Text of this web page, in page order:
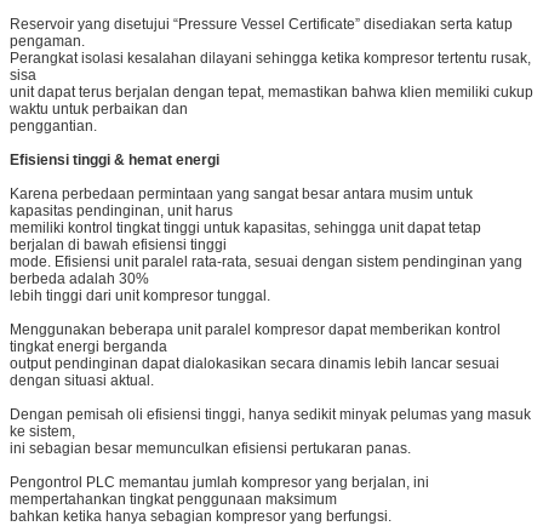
Reservoir yang disetujui “Pressure Vessel Certificate” disediakan serta katup
pengaman.
Perangkat isolasi kesalahan dilayani sehingga ketika kompresor tertentu rusak,
sisa
unit dapat terus berjalan dengan tepat, memastikan bahwa klien memiliki cukup
waktu untuk perbaikan dan
penggantian.
Efisiensi tinggi & hemat energi
Karena perbedaan permintaan yang sangat besar antara musim untuk
kapasitas pendinginan, unit harus
memiliki kontrol tingkat tinggi untuk kapasitas, sehingga unit dapat tetap
berjalan di bawah efisiensi tinggi
mode. Efisiensi unit paralel rata-rata, sesuai dengan sistem pendinginan yang
berbeda adalah 30%
lebih tinggi dari unit kompresor tunggal.
Menggunakan beberapa unit paralel kompresor dapat memberikan kontrol
tingkat energi berganda
output pendinginan dapat dialokasikan secara dinamis lebih lancar sesuai
dengan situasi aktual.
Dengan pemisah oli efisiensi tinggi, hanya sedikit minyak pelumas yang masuk
ke sistem,
ini sebagian besar memunculkan efisiensi pertukaran panas.
Pengontrol PLC memantau jumlah kompresor yang berjalan, ini
mempertahankan tingkat penggunaan maksimum
bahkan ketika hanya sebagian kompresor yang berfungsi.